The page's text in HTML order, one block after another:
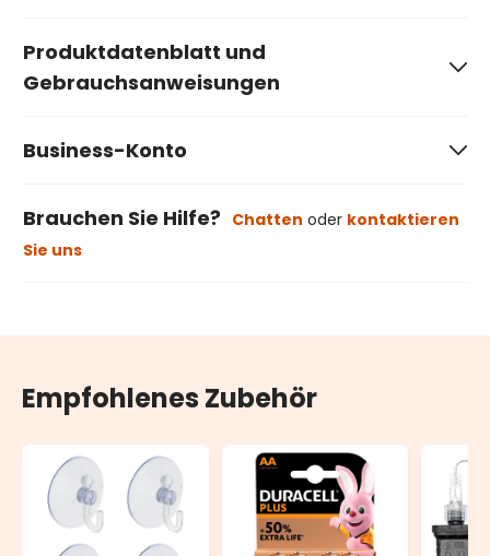
Produktdatenblatt und
Gebrauchsanweisungen
Business-Konto
Brauchen Sie Hilfe? Chatten oder kontaktieren
Sie uns
Empfohlenes Zubehör